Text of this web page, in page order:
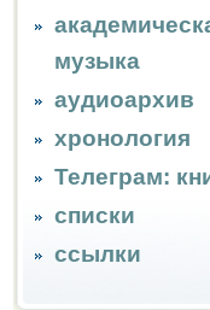
музыка
аудиоархив
хронология
Телеграм:
списки
ссылки